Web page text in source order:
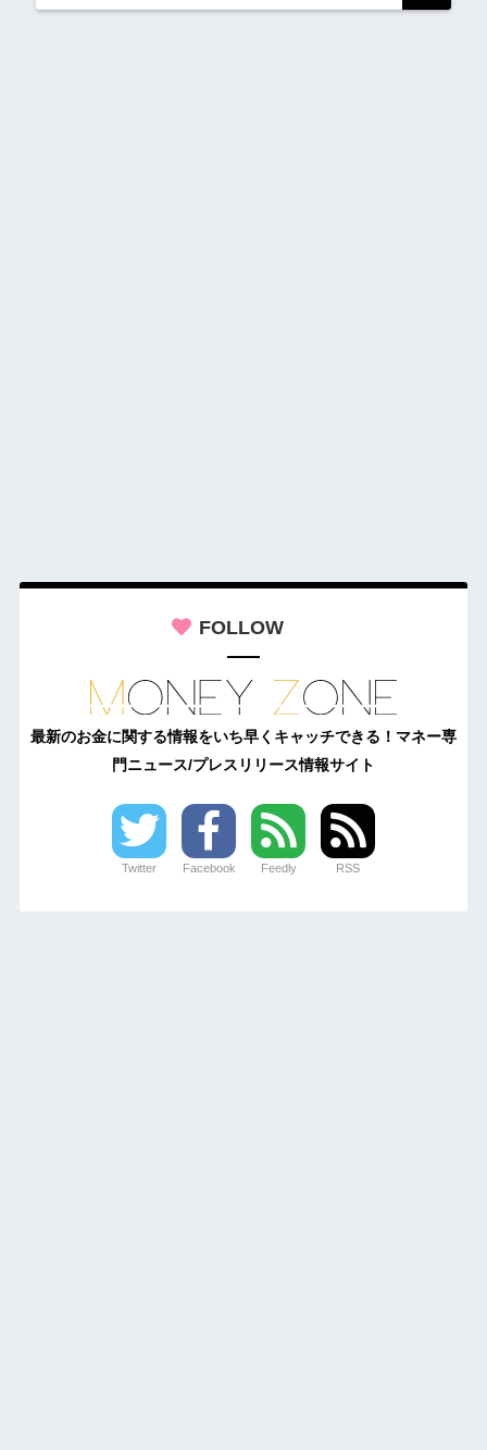
FOLLOW
最新のお金に関する情報をいち早くキャッチできる！マネー専
門ニュース/プレスリリース情報サイト
Twitter Facebook Feedly RSS